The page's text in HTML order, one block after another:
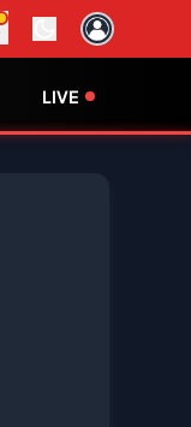
LIVE